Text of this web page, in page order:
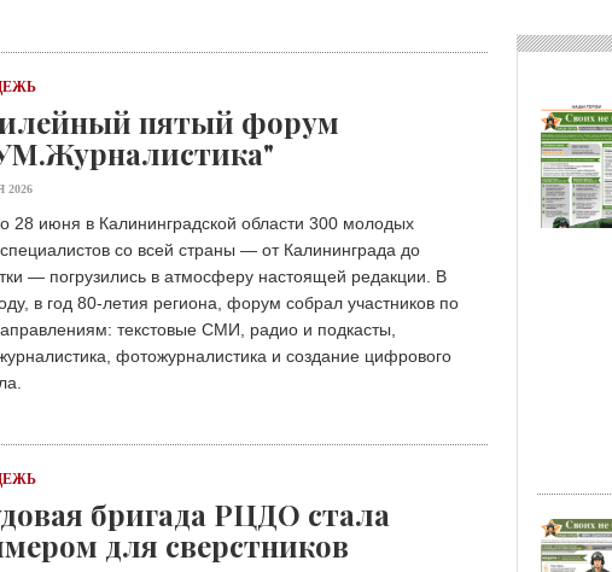
пятый форум
2026
28 июня в Калининградской области 300 молодых
со всей страны — от Калининграда до
— погрузились в атмосферу настоящей редакции. В
в год 80-летия региона, форум собрал участников по
текстовые СМИ, радио и подкасты,
фотожурналистика и создание цифрового
бригада РЦДО стала
для сверстников